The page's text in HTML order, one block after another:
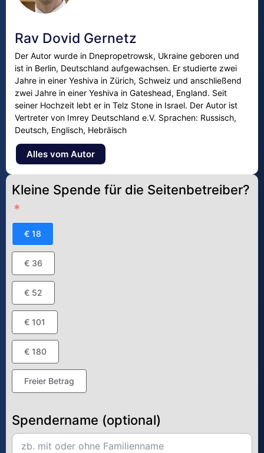
Rav Dovid Gernetz
Der Autor wurde in Dnepropetrowsk, Ukraine geboren und
ist in Berlin, Deutschland aufgewachsen. Er studierte zwei
Jahre in einer Yeshiva in Zürich, Schweiz und anschließend
zwei Jahre in einer Yeshiva in Gateshead, England. Seit
seiner Hochzeit lebt er in Telz Stone in Israel. Der Autor ist
Vertreter von Imrey Deutschland e.V. Sprachen: Russisch,
Deutsch, Englisch, Hebräisch
Alles vom Autor
Kleine Spende für die Seitenbetreiber?
€ 18
€ 36
€ 52
€ 101
€ 180
Freier Betrag
Spendername (optional)